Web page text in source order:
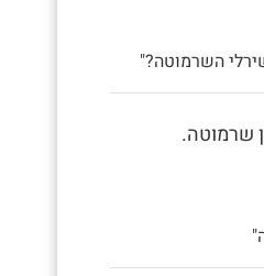
השרמוטה?"